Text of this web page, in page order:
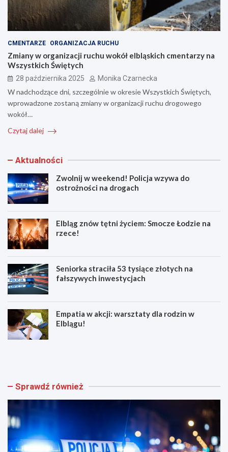
CMENTARZE ORGANIZACJA RUCHU
Zmiany w organizacji ruchu wokół elbląskich cmentarzy na
Wszystkich Świętych
28 października 2025 Monika Czarnecka
W nadchodzące dni, szczególnie w okresie Wszystkich Świętych,
wprowadzone zostaną zmiany w organizacji ruchu drogowego
wokół…
Czytaj dalej
Aktualności
Zwolnij w weekend! Policja wzywa do
ostrożności na drogach
Elbląg znów tętni życiem: Smocze Łodzie na
rzece!
Seniorka straciła 53 tysiące złotych na
fałszywych inwestycjach
Empatia w akcji: warsztaty dla rodzin w
Elblągu!
Z
i
w
e
e
k
E
g
ó
w
t
ę
Sprawdź również